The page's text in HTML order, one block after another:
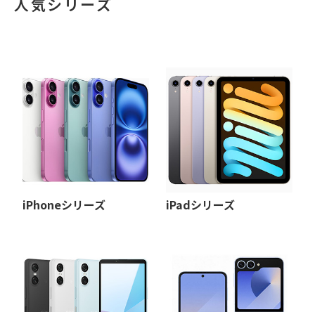
人気シリーズ
iPhoneシリーズ iPadシリーズ